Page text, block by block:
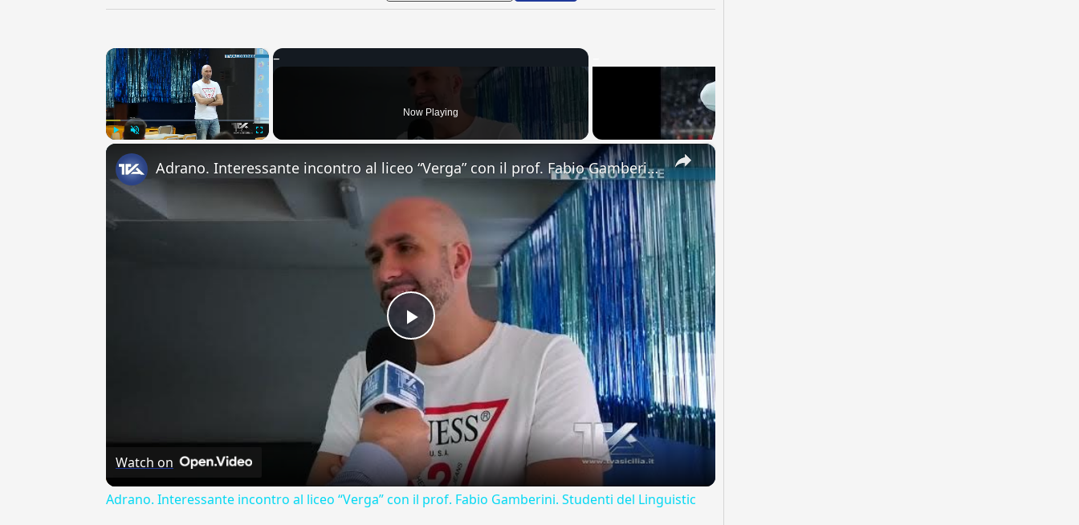
×
Now Playing
×
Play
Video
Adrano. Interessante incontro al liceo “Verga” con il prof. Fabio Gamberini. Studenti del Linguistic
Watch on
Adrano. Interessante incontro al liceo “Verga” con il prof. Fabio Gamberini. Studenti del Linguistic